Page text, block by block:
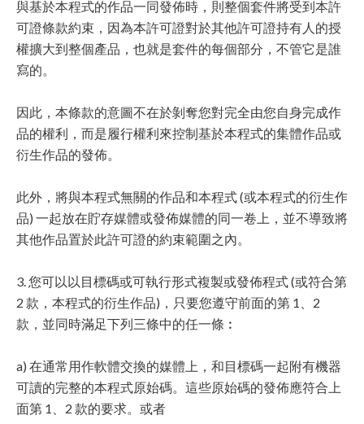
與基於本程式的作品一同發佈時，則整個套件將受到本許
可證條款約束，因為本許可證對於其他許可證持有人的授
權擴大到整個產品，也就是套件的每個部分，不管它是誰
寫的。
因此，本條款的意圖不在於剝奪您對完全由您自身完成作
品的權利，而是履行權利來控制基於本程式的集體作品或
衍生作品的發佈。
此外，將與本程式無關的作品和本程式 (或本程式的衍生作
品) 一起放在貯存媒體或發佈媒體的同一卷上，並不導致將
其他作品置於此許可證的約束範圍之內。
3. 您可以以目標碼或可執行形式複製或發佈程式 (或符合第
2 款，本程式的衍生作品)，只要您遵守前面的第 1、2
款，並同時滿足下列三條中的任一條︰
a) 在通常用作軟體交換的媒體上，和目標碼一起附有機器
可讀的完整的本程式原始碼。這些原始碼的發佈應符合上
面第 1、2 款的要求。或者